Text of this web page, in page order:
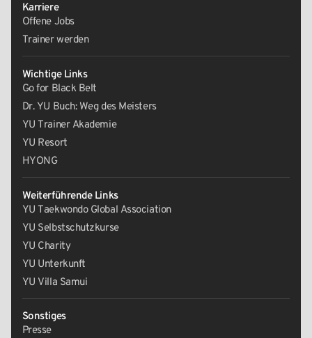
Karriere
Offene Jobs
Trainer werden
Wichtige Links
Go for Black Belt
Dr. YU Buch: Weg des Meisters
YU Trainer Akademie
YU Resort
HYONG
Weiterführende Links
YU Taekwondo Global Association
YU Selbstschutzkurse
YU Charity
YU Unterkunft
YU Villa Samui
Sonstiges
Presse